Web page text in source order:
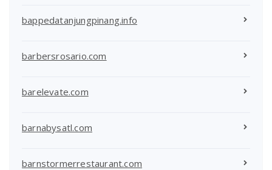
bappedatanjungpinang.info
barbersrosario.com
barelevate.com
barnabysatl.com
barnstormerrestaurant.com